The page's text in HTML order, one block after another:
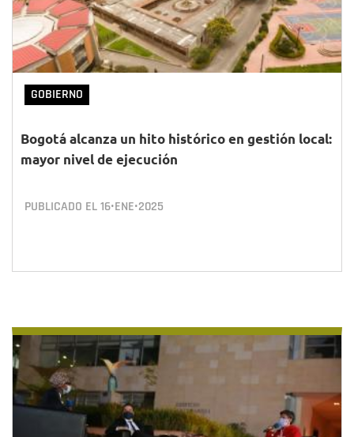
GOBIERNO
Bogotá alcanza un hito histórico en gestión local:
mayor nivel de ejecución
PUBLICADO EL16•ENE•2025